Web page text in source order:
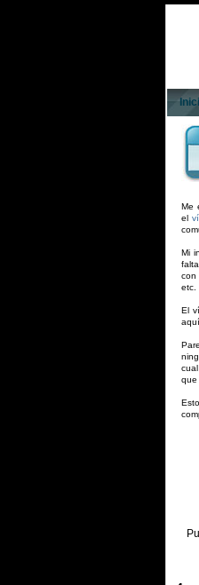
Me
el
Mi
con
etc.
El
que